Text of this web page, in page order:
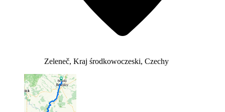
Zeleneč, Kraj środkowoczeski, Czechy